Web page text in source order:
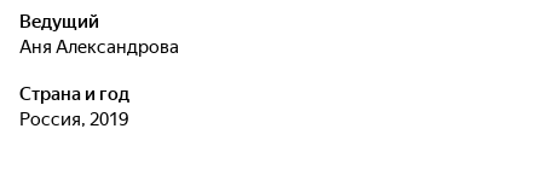
Ведущий
Аня Александрова
Страна и год
Россия, 2019